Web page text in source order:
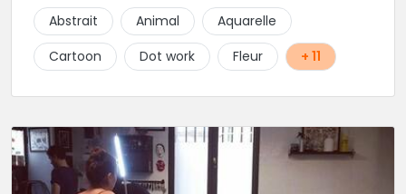
souhaitant se faire tatouer de pouvoir construire un
projet entièrement personnalisé. Une pierceuse est
présente en Guest environ une semaine par mois au
salon.
Abstrait Animal
Aquarelle
Cartoon
Dot work Fleur + 11